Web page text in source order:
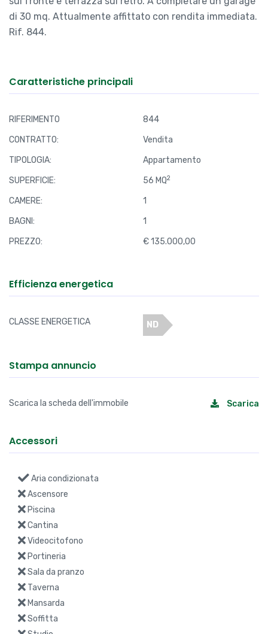
TIPOLOGIA:
Appartamento
SUPERFICIE:
PREZZO:
€ 135.000,00
Efficienza energetica
CLASSE ENERGETICA ND
Stampa annuncio
Accessori
Piscina
Cantina
Taverna
Soffitta
Studio
Lavanderia
Portone
Caminetto
Fibra ottica
Antifurto
Garage
Giardino
Idromassaggio
Riscaldamento